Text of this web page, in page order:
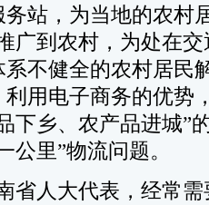
站，为当地的农村
广到农村，为处在
不健全的农村居民
用电子商务的优势
下乡、农产品进城”
公里”物流问题。
人大代表，经常需